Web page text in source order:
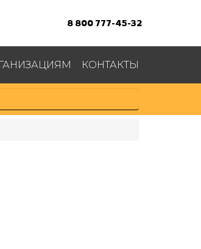
8 800 777-45-32
КОНТАКТЫ